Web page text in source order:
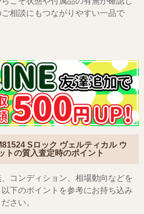
相談にもつながりやすい一品で
Sロック ヴェルティカル ウ
トの質入査定時のポイント
コンディション、相場動向などを
下のポイントを参考にお持ち込み
さい。